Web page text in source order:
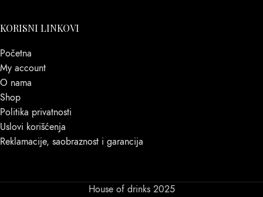
KORISNI LINKOVI
Početna
My account
O nama
Shop
Politika privatnosti
Uslovi korišćenja
Reklamacije, saobraznost i garancija
House of drinks 2025